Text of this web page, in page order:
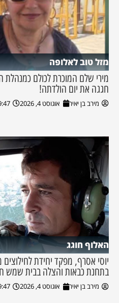
מזל טוב לאלופה
מירי שלם המוכרת לכולם כמנהלת
חגגה את יום הולדתה!
מירב בן יאיר אוגוסט 4, 2026 pm
האלוף חוגג
יוסי אסרף, מפקד יחידת
בתחנת כבאות והצלה בבית שמש
מירב בן יאיר אוגוסט 4, 2026 pm